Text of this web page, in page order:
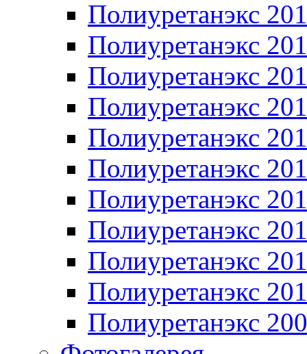
Полиуретанэкс
Полиуретанэкс
Полиуретанэкс
Полиуретанэкс
Полиуретанэкс
Полиуретанэкс
Полиуретанэкс
Полиуретанэкс
Полиуретанэкс
Полиуретанэкс
Полиуретанэкс